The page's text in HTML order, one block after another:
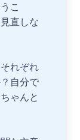
こ
直しな
れぞれ
自分で
ゃんと